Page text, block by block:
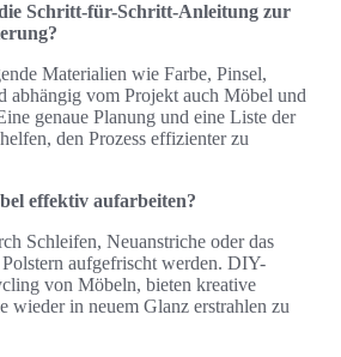
Schritt-für-Schritt-Anleitung zur
Materialien wie Farbe, Pinsel,
abhängig vom Projekt auch Möbel und
genaue Planung und eine Liste der
den Prozess effizienter zu
effektiv aufarbeiten?
Schleifen, Neuanstriche oder das
aufgefrischt werden. DIY-
von Möbeln, bieten kreative
wieder in neuem Glanz erstrahlen zu